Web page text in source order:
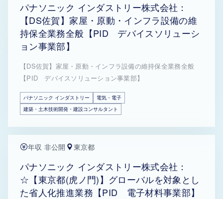
パナソニック インダストリー株式会社：
【DS佐賀】家屋・原動・インフラ設備の維
持保全業務全般【PID デバイスソリューシ
ョン事業部】
【DS佐賀】家屋・原動・インフラ設備の維持保全業務全般
【PID デバイスソリューション事業部】
パナソニック インダストリー
電気・電子
建築・土木技術開発・建設コンサルタント
年収 非公開 東京都
パナソニック インダストリー株式会社：
☆【東京都(虎ノ門)】グローバルを対象とし
た省人化推進業務【PID 電子材料事業部】